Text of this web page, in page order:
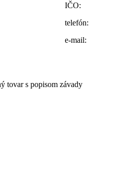
IČO:
telefón:
e-mail:
tovar s popisom závady